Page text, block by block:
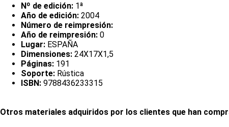
Nº de edición: 1ª
Año de edición: 2004
Número de reimpresión:
Año de reimpresión: 0
Lugar: ESPAÑA
Dimensiones: 24X17X1,5
Páginas: 191
Soporte: Rústica
ISBN: 9788436233315
Otros materiales adquiridos por los clientes que han